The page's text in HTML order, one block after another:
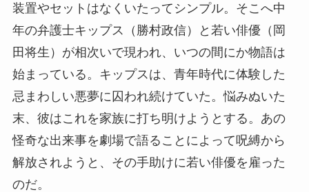
装置やセットはなくいたってシンプル。そこへ中
年の弁護士キップス（勝村政信）と若い俳優（岡
田将生）が相次いで現われ、いつの間にか物語は
始まっている。キップスは、青年時代に体験した
忌まわしい悪夢に囚われ続けていた。悩みぬいた
末、彼はこれを家族に打ち明けようとする。あの
怪奇な出来事を劇場で語ることによって呪縛から
解放されようと、その手助けに若い俳優を雇った
のだ。